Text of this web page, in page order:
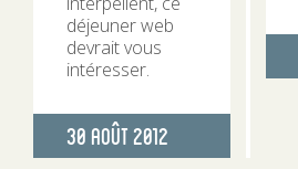
déjeuner web
devrait vous
intéresser.
Publié
30 Août 2012